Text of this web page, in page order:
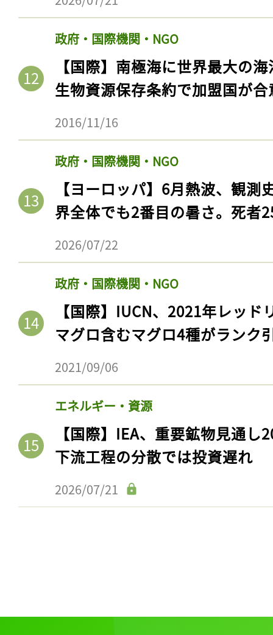
政府・国際機関・NGO
【国際】南極海に世界最大の
生物資源保存条約で加盟国が合
2016/11/16
政府・国際機関・NGO
【ヨーロッパ】6月熱波、観
界全体でも2番目の暑さ。死者
2026/07/22
政府・国際機関・NGO
【国際】IUCN、2021年レッ
マグロ含むマグロ4種がランク
2021/09/06
エネルギー・資源
【国際】IEA、重要鉱物見通
下流工程の分散では投資遅れ
2026/07/21